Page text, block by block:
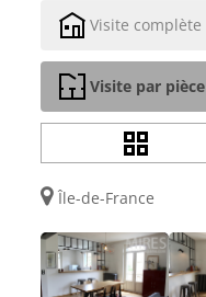
Visite complète
Visite par pièce
Île-de-France